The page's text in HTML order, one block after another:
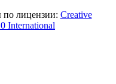
по лицензии: Creative
International